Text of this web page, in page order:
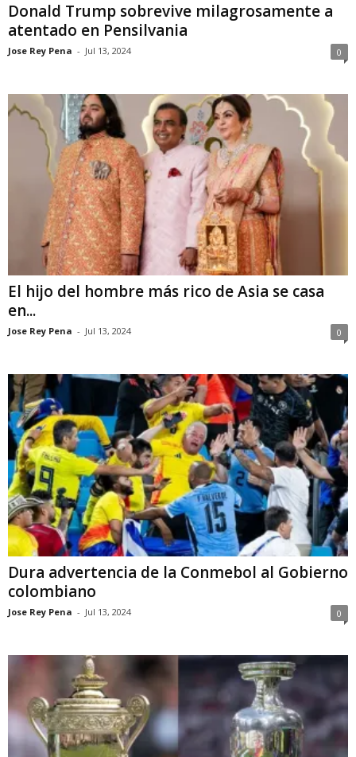
Donald Trump sobrevive milagrosamente a
atentado en Pensilvania
Jose Rey Pena - Jul 13, 2024 0
El hijo del hombre más rico de Asia se casa
en...
Jose Rey Pena - Jul 13, 2024 0
Dura advertencia de la Conmebol al Gobierno
colombiano
Jose Rey Pena - Jul 13, 2024 0